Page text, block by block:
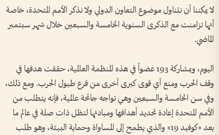
لا يمكننا أن نتناول موضوع التعاون الدولي ولا نذكر الأمم المتحدة، خاصة
أنها تزامنت مع الذكرى السنوية الخامسة والسبعين خلال شهر سبتمبر
الماضي.
اليوم، وبمشاركة 193 عضواً في هذه المنظمة العالمية، حققت هدفها في
وقف الحرب ومنع أي قوى كبرى أخرى من قرع طبول الحرب. ومع ذلك،
وفي سن الخامسة والسبعين وهي تواجه جائحة عالمية، فإنه يتطلب من
الأمم المتحدة إعادة تحديد أهدافها ومبادئها لتظل ذات صلة في عالم ما
بعد «كوفيد 19» والذي يطمح إلى المساواة وحماية البيئة، وهو طلب